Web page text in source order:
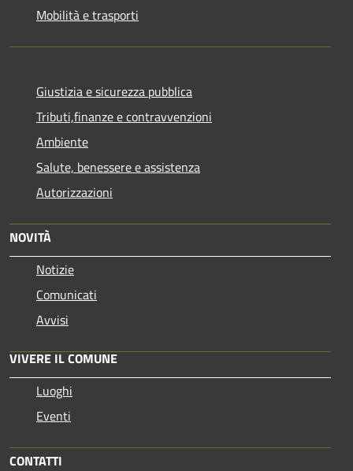
Mobilità e trasporti
Giustizia e sicurezza pubblica
Tributi,finanze e contravvenzioni
Ambiente
Salute, benessere e assistenza
Autorizzazioni
NOVITÀ
Notizie
Comunicati
Avvisi
VIVERE IL COMUNE
Luoghi
Eventi
CONTATTI